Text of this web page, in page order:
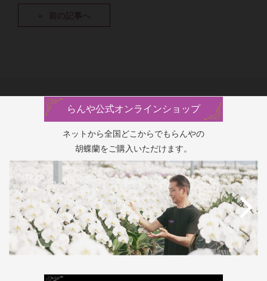
前の記事へ
らんや公式オンラインショップ
ネットから全国どこからでもらんやの
胡蝶蘭をご購入いただけます。